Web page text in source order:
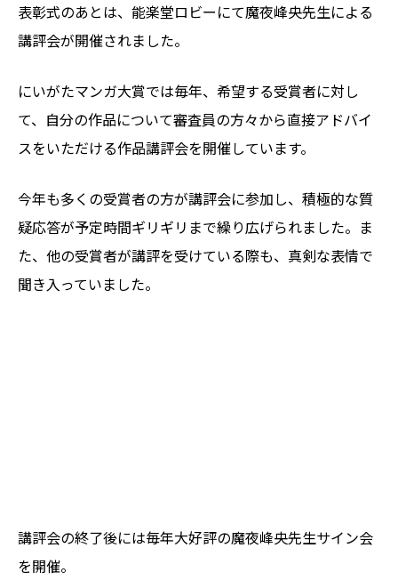
表彰式のあとは、能楽堂ロビーにて魔夜峰央先生による
講評会が開催されました。
にいがたマンガ大賞では毎年、希望する受賞者に対し
て、自分の作品について審査員の方々から直接アドバイ
スをいただける作品講評会を開催しています。
今年も多くの受賞者の方が講評会に参加し、積極的な質
疑応答が予定時間ギリギリまで繰り広げられました。ま
た、他の受賞者が講評を受けている際も、真剣な表情で
聞き入っていました。
講評会の終了後には毎年大好評の魔夜峰央先生サイン会
を開催。